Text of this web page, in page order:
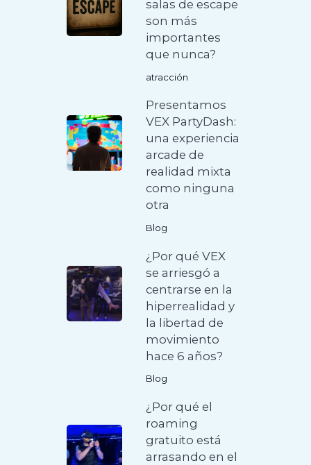
salas de escape
son más
importantes
que nunca?
atracción
Presentamos
VEX PartyDash:
una experiencia
arcade de
realidad mixta
como ninguna
otra
Blog
¿Por qué VEX
se arriesgó a
centrarse en la
hiperrealidad y
la libertad de
movimiento
hace 6 años?
Blog
¿Por qué el
roaming
gratuito está
arrasando en el